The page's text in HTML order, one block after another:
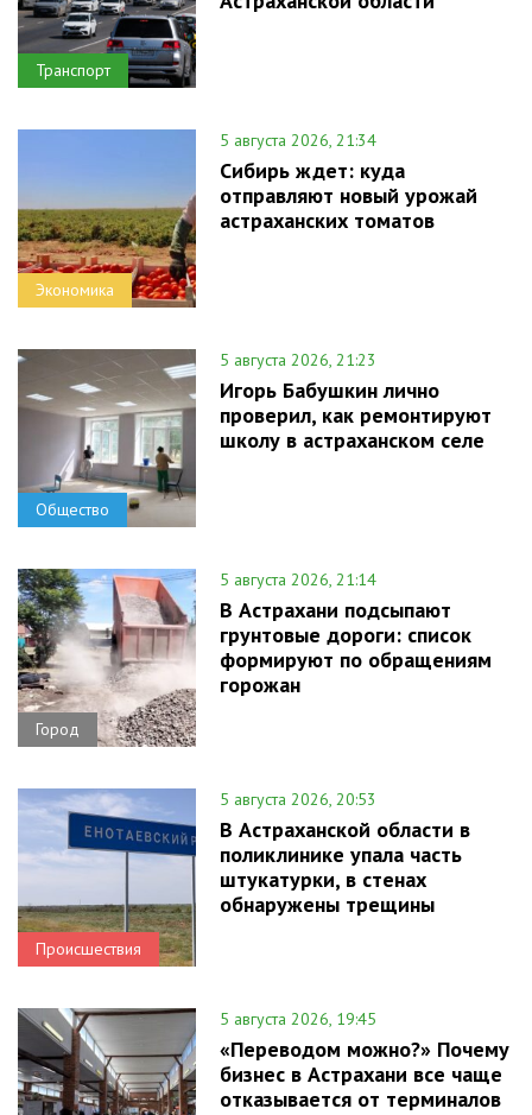
Транспорт
Экономика
5 августа 2026, 21:34
Сибирь ждет: куда
отправляют новый урожай
астраханских томатов
Общество
5 августа 2026, 21:23
Игорь Бабушкин лично
проверил, как ремонтируют
школу в астраханском селе
Город
5 августа 2026, 21:14
В Астрахани подсыпают
грунтовые дороги: список
формируют по обращениям
горожан
Происшествия
5 августа 2026, 20:53
В Астраханской области в
поликлинике упала часть
штукатурки, в стенах
обнаружены трещины
5 августа 2026, 19:45
«Переводом можно?» Почему
бизнес в Астрахани все чаще
отказывается от терминалов